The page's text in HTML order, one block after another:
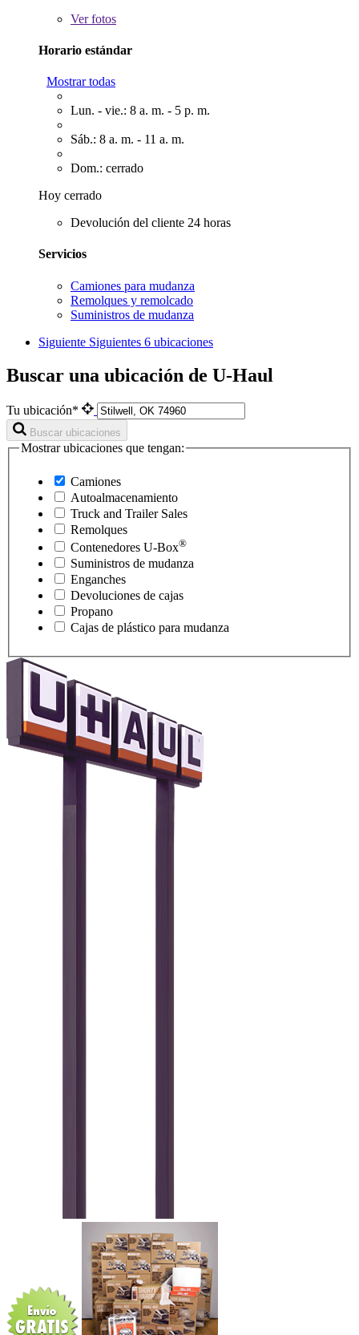
Verfotos
Horario estándar
Mostrar todas
Lun. - vie.: 8 a. m. - 5 p. m.
Sáb.: 8 a. m. - 11 a. m.
Dom.: cerrado
Hoy cerrado
Devolución del cliente 24 horas
Servicios
Camiones para mudanza
Remolques y remolcado
Suministros de mudanza
Siguiente Siguientes 6 ubicaciones
Buscar una ubicación de U-Haul
Tu ubicación*
Buscar ubicaciones
Mostrar ubicaciones que tengan:
Camiones
Autoalmacenamiento
Truck and Trailer Sales
Remolques
Contenedores U-Box®
Suministros de mudanza
Enganches
Devoluciones de cajas
Propano
Cajas de plástico para mudanza